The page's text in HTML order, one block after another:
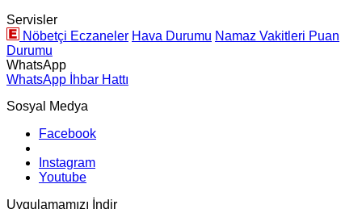
Servisler
Nöbetçi Eczaneler Hava Durumu Namaz Vakitleri Puan
Durumu
WhatsApp
WhatsApp İhbar Hattı
Sosyal Medya
Facebook
Instagram
Youtube
Uygulamamızı İndir